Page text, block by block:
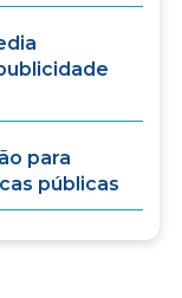
para
públicas